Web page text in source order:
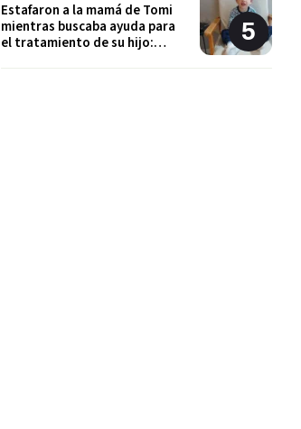
Estafaron a la mamá de Tomi
mientras buscaba ayuda para
el tratamiento de su hijo: